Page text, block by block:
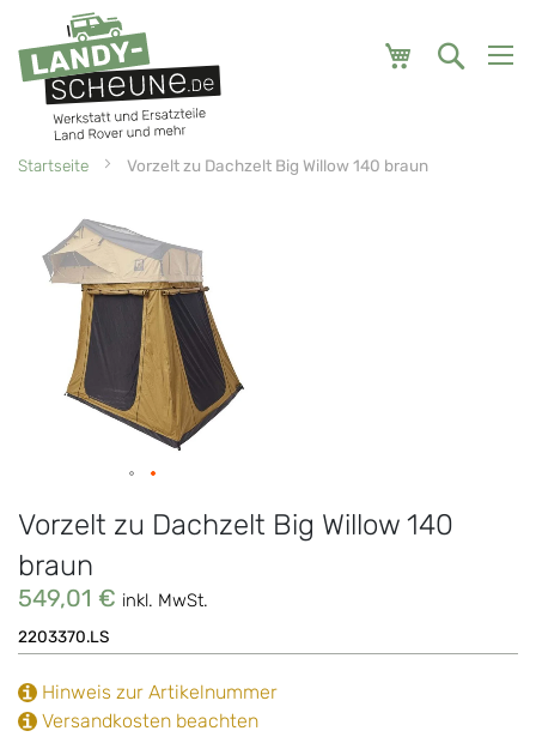
Mein
Startseite Vorzelt zu Dachzelt Big Willow 140 braun
Ende
Bildgalerie
springen
Vorzelt zu Dachzelt Big Willow 140
braun
549,01 € inkl. MwSt.
2203370.LS
Hinweis zur Artikelnummer
Versandkosten beachten